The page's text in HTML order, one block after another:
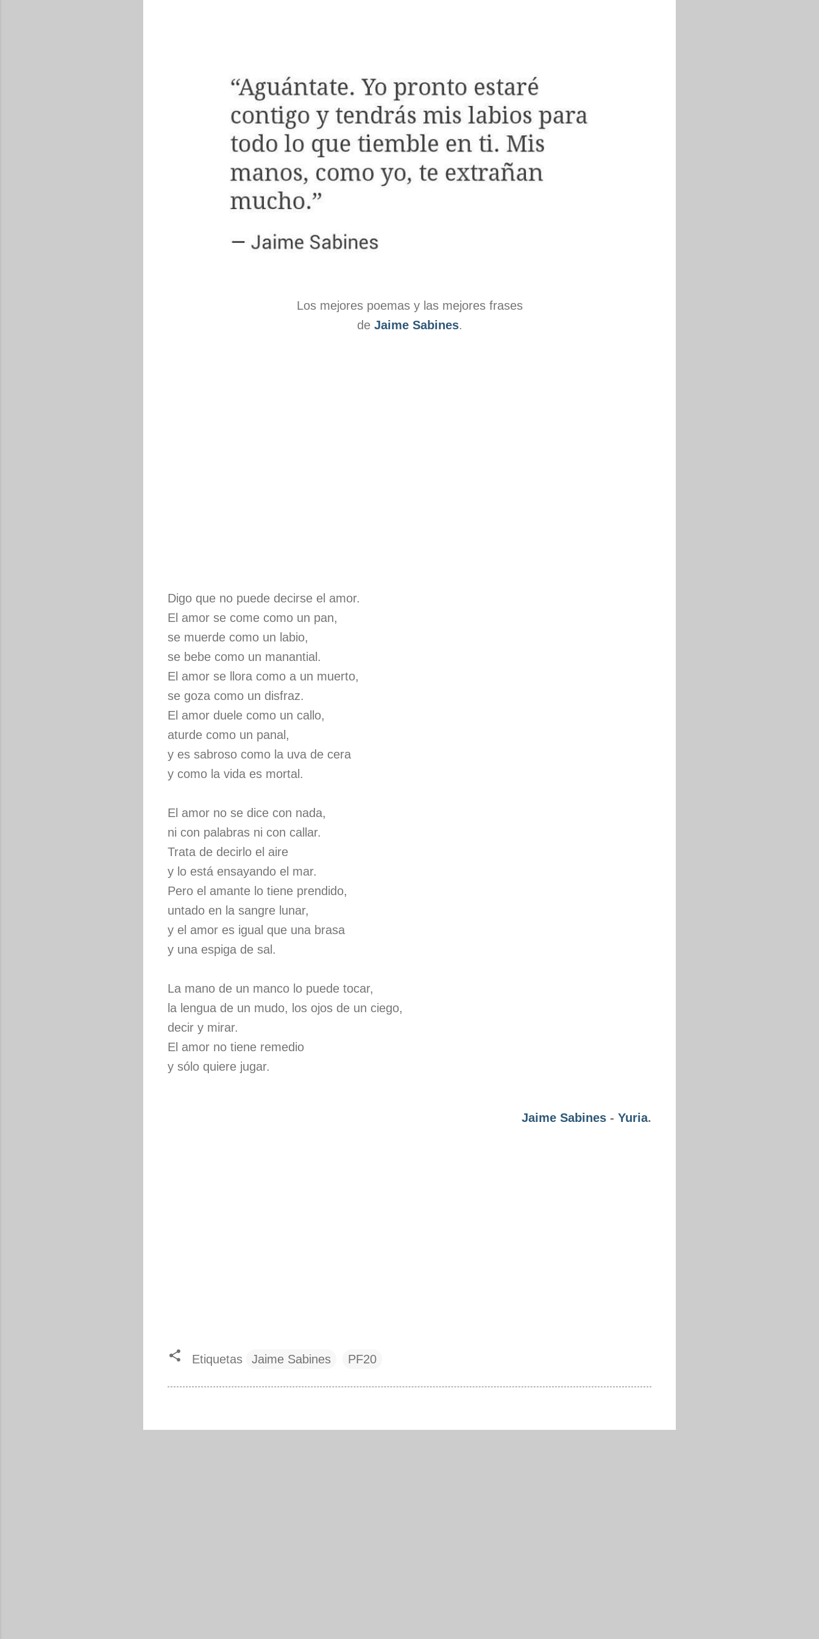
Los mejores poemas y las mejores frases
de Jaime Sabines.
Digo que no puede decirse el amor.
El amor se come como un pan,
se muerde como un labio,
se bebe como un manantial.
El amor se llora como a un muerto,
se goza como un disfraz.
El amor duele como un callo,
aturde como un panal,
y es sabroso como la uva de cera
y como la vida es mortal.
El amor no se dice con nada,
ni con palabras ni con callar.
Trata de decirlo el aire
y lo está ensayando el mar.
Pero el amante lo tiene prendido,
untado en la sangre lunar,
y el amor es igual que una brasa
y una espiga de sal.
La mano de un manco lo puede tocar,
la lengua de un mudo, los ojos de un ciego,
decir y mirar.
El amor no tiene remedio
y sólo quiere jugar.
Jaime Sabines - Yuria.
Etiquetas Jaime Sabines PF20